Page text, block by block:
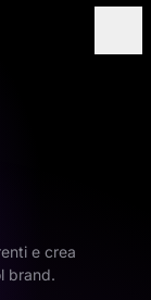
e crea
brand.